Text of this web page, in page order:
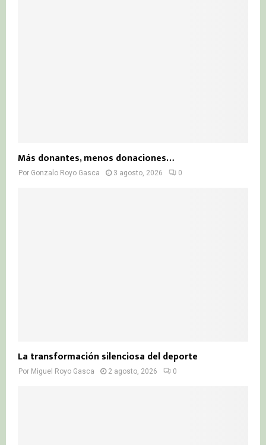
Más donantes, menos donaciones…
Por Gonzalo Royo Gasca 3 agosto, 2026 0
La transformación silenciosa del deporte
Por Miguel Royo Gasca 2 agosto, 2026 0